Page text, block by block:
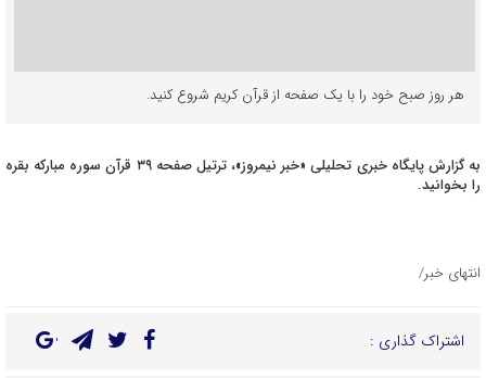
هر روز صبح خود را با یک صفحه از قرآن کریم شروع کنید.
به گزارش پایگاه خبری تحلیلی «خبر نیمروز»، ترتیل صفحه ۳۹ قرآن سوره مبارکه بقره
را بخوانید.
انتهای خبر/
اشتراک گذاری :